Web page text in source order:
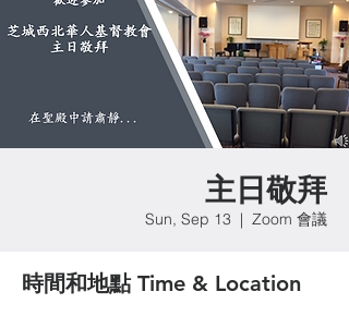
主日敬拜
Sun, Sep 13
  |
Zoom 會議
時間和地點 Time & Location